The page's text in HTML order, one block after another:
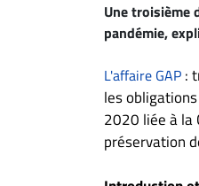
recrutements
TROUVEZ-
Une troisième
pandémie,
L'affaire GAP :
les
2020 liée à la
préservation